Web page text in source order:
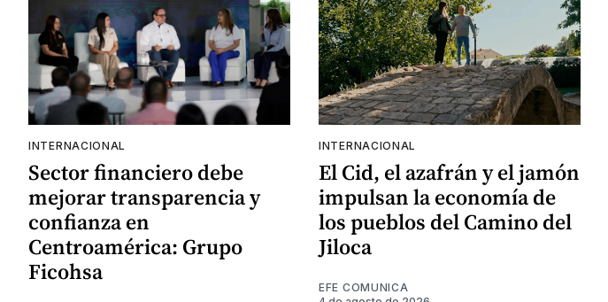
INTERNACIONAL
Sector financiero debe
mejorar transparencia y
confianza en
Centroamérica: Grupo
Ficohsa
INTERNACIONAL
El Cid, el azafrán y el jamón
impulsan la economía de
los pueblos del Camino del
Jiloca
EFE COMUNICA